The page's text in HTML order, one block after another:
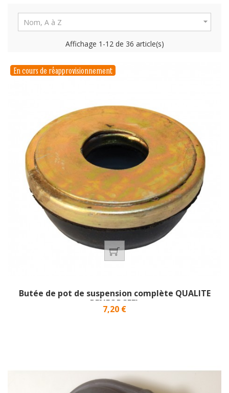
Nom, A à Z 
Affichage 1-12 de 36 article(s)
Butée de pot de suspension complète QUALITE
RENFORCEE}
Prix
7,20 €
En cours de réapprovisionnement